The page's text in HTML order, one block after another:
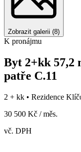
Zobrazit galerii (8)
K pronájmu
Byt 2+kk 57,2
patře C.11
2 + kk • Rezidence
30 500 Kč / měs.
vč. DPH